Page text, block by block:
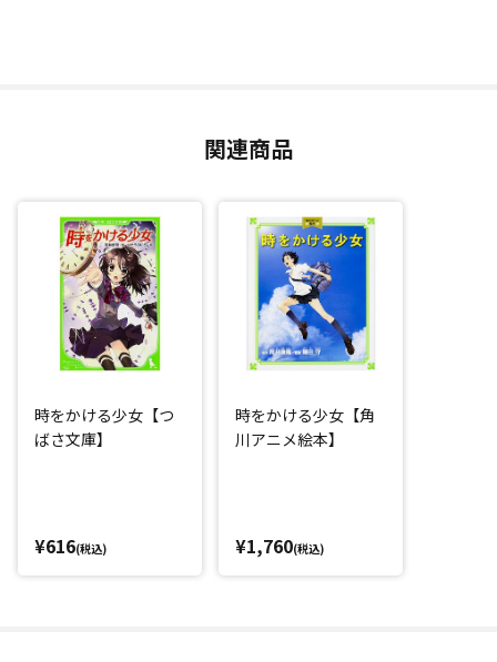
関連商品
時をかける少女【つ
ばさ文庫】
¥616(税込)
時をかける少女【角
川アニメ絵本】
¥1,760(税込)